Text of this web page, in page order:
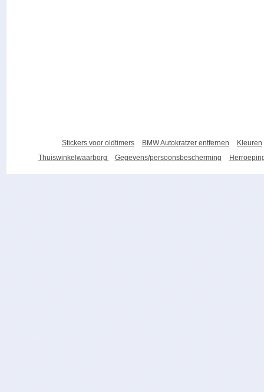
Stickers voor oldtimers BMW Autokratzer entfernen
Kleuren
Thuiswinkelwaarborg
Gegevens/persoonsbescherming